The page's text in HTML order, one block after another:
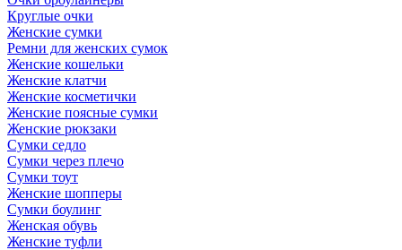
Круглые очки
Женские сумки
Ремни для женских сумок
Женские кошельки
Женские клатчи
Женские косметички
Женские поясные сумки
Женские рюкзаки
Сумки седло
Сумки через плечо
Сумки тоут
Женские шопперы
Сумки боулинг
Женская обувь
Женские туфли